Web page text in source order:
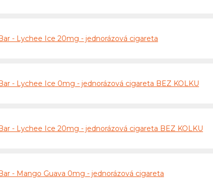
- Lychee Ice 20mg - jednorázová cigareta
- Lychee Ice 0mg - jednorázová cigareta BEZ KOLKU
- Lychee Ice 20mg - jednorázová cigareta BEZ KOLKU
- Mango Guava 0mg - jednorázová cigareta